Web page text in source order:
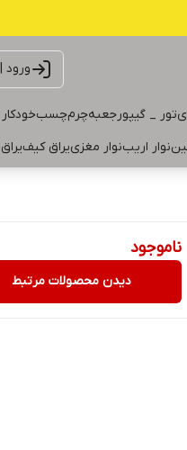
ورود
تور _ گیپورجعبهچرمچسب
نوار اریبنوار مغزییراق کیف
ناموجود
دیدن محصولات مرتبط